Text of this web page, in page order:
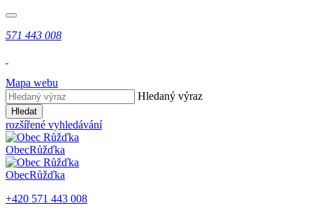
571 443 008
Mapa webu
Hledaný výraz
Hledat
rozšířené vyhledávání
ObecRůžďka
ObecRůžďka
+420 571 443 008